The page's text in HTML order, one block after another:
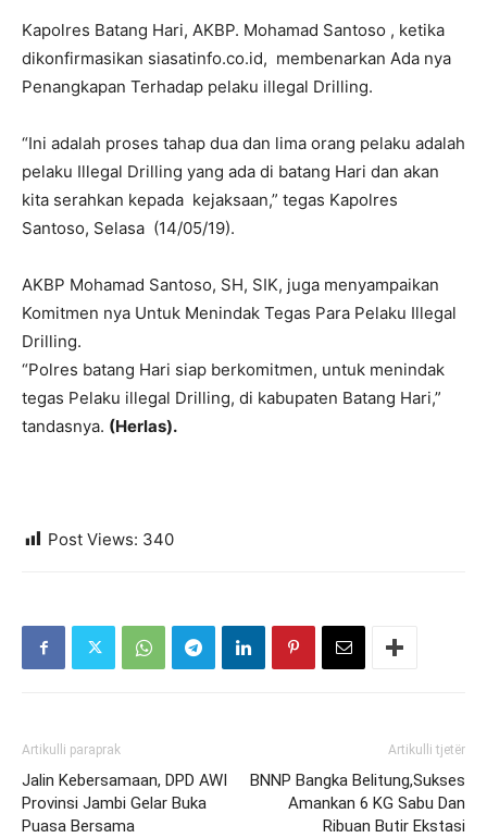
Kapolres Batang Hari, AKBP. Mohamad Santoso , ketika
dikonfirmasikan siasatinfo.co.id, membenarkan Ada nya
Penangkapan Terhadap pelaku illegal Drilling.
“Ini adalah proses tahap dua dan lima orang pelaku adalah
pelaku Illegal Drilling yang ada di batang Hari dan akan
kita serahkan kepada kejaksaan,” tegas Kapolres
Santoso, Selasa (14/05/19).
AKBP Mohamad Santoso, SH, SIK, juga menyampaikan
Komitmen nya Untuk Menindak Tegas Para Pelaku Illegal
Drilling.
“Polres batang Hari siap berkomitmen, untuk menindak
tegas Pelaku illegal Drilling, di kabupaten Batang Hari,”
tandasnya. (Herlas).
Post Views: 340
Artikulli paraprak
Jalin Kebersamaan, DPD AWI
Provinsi Jambi Gelar Buka
Puasa Bersama
Artikulli tjetër
BNNP Bangka Belitung,Sukses
Amankan 6 KG Sabu Dan
Ribuan Butir Ekstasi